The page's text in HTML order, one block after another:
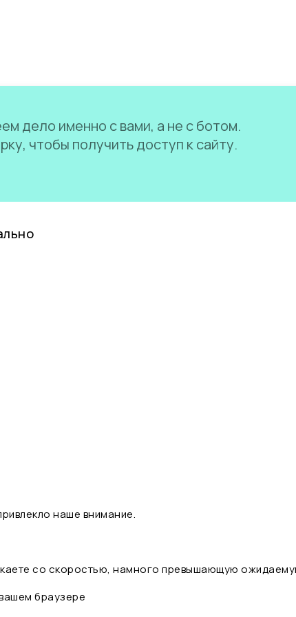
дело именно с вами, а не с ботом.
чтобы получить доступ к сайту.
наше внимание.
со скоростью, намного превышающую
браузере